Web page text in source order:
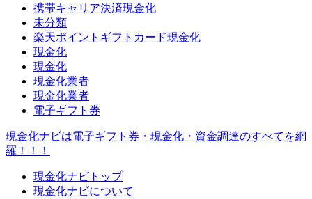
携帯キャリア決済現金化
未分類
楽天ポイントギフトカード現金化
現金化
現金化
現金化業者
現金化業者
電子ギフト券
現金化ナビは電子ギフト券・現金化・資金調達のすべてを網
羅！！！
現金化ナビトップ
現金化ナビについて